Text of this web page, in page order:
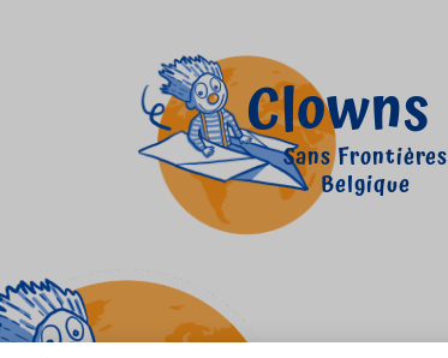
Clowns
Sans Frontières
Belgique